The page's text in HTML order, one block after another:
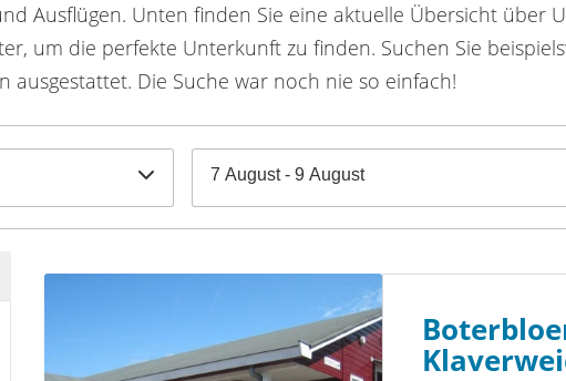
Ausflügen. Unten finden Sie eine aktuelle Übersicht über
um die perfekte Unterkunft zu finden. Suchen Sie
ausgestattet. Die Suche war noch nie so einfach!
7 August - 9 August